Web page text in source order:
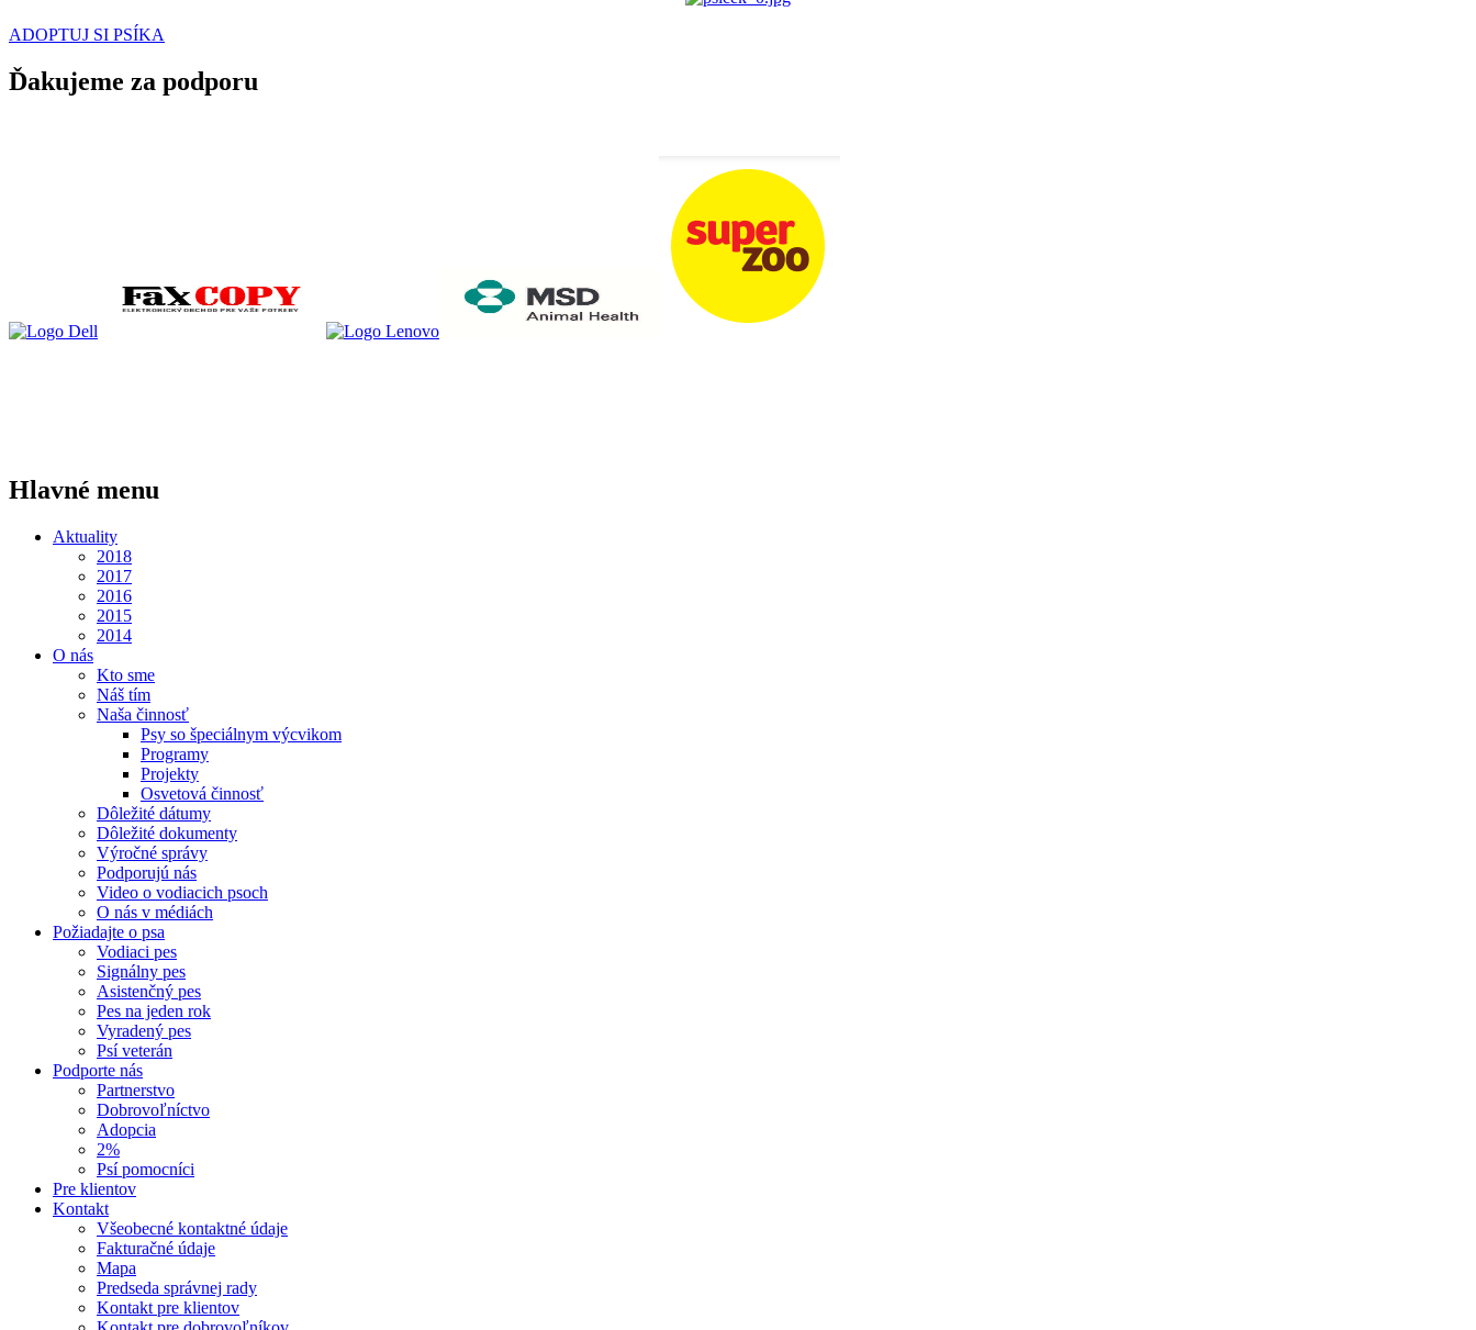
ADOPTUJ SI PSÍKA
Ďakujeme za podporu
Hlavné menu
Aktuality
2018
2017
2016
2015
2014
O nás
Kto sme
Náš tím
Naša činnosť
Psy so špeciálnym výcvikom
Programy
Projekty
Osvetová činnosť
Dôležité dátumy
Dôležité dokumenty
Výročné správy
Podporujú nás
Video o vodiacich psoch
O nás v médiách
Požiadajte o psa
Vodiaci pes
Signálny pes
Asistenčný pes
Pes na jeden rok
Vyradený pes
Psí veterán
Podporte nás
Partnerstvo
Dobrovoľníctvo
Adopcia
2%
Psí pomocníci
Pre klientov
Kontakt
Všeobecné kontaktné údaje
Fakturačné údaje
Mapa
Predseda správnej rady
Kontakt pre klientov